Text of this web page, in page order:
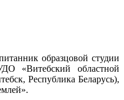
образцовой студии
«Витебский областной
Республика Беларусь),